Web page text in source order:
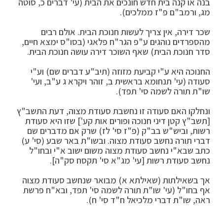
מג, ורמב"ם פ"ז ממלכים).
שכר דירה, אין צריך לעשות חנוכת הבית. אולם רבים
מהספרדים נוהגים ע"פ הגר"ח פלאגי (בסו"ס ימצא חיים,
סדר חנוכת הבית) שאף השוכר דירה עושה חנוכת הבית.
החנוכה היא ע"י קביעת מזוזה (תיב"ע דברים שם) וע"י
סעודה (עי' תנחומא בראשית ב, זוהר ויקרא ג ע"ב, ועי'
שו"ת תורה לשמה סי' תפד).
ונחלקו האם סעודה זו נחשבת סעודת מצוה, דעת התשב"ץ
[תשב"ץ קטן דיני חנוכה ופורים אות קע'] שזו היא סעודת
רשות, וביש"ש בב"ק (פ"ז סי' לז) שרק אם מדברים שם
דברי תורה נחשב סעודת מצוה. ובשו"ת באר שבע (סי' ע)
כתב שבא"י נחשב סעודת מצוה משום ישוב א"י ובחו"ל
נחשב סעודת רשות [עי' מג"א סי' תקסח סק"ה].
אך בשאילתות (שאילתא א) מבואר שנחשב סעודת מצוה
אף בחו"ל (עי' שו"ת תורה לשמה סי' תפד, ובא"ח פרשת
ראה, שו"ת דברי מלכיאל ח"ד סי' ח).